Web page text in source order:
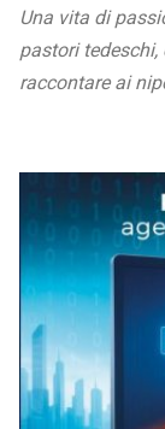
Una vita di
pastori
raccontare ai